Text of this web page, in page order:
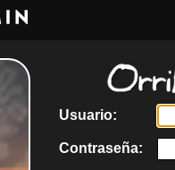
Usuario:
Contraseña: